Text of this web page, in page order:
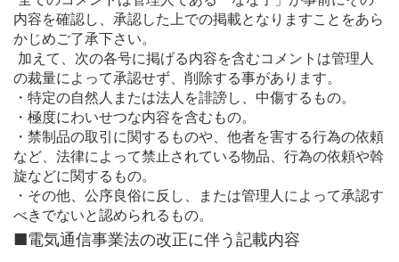
内容を確認し、承認した上での掲載となりますことをあら
かじめご了承下さい。
加えて、次の各号に掲げる内容を含むコメントは管理人
の裁量によって承認せず、削除する事があります。
・特定の自然人または法人を誹謗し、中傷するもの。
・極度にわいせつな内容を含むもの。
・禁制品の取引に関するものや、他者を害する行為の依頼
など、法律によって禁止されている物品、行為の依頼や斡
旋などに関するもの。
・その他、公序良俗に反し、または管理人によって承認す
べきでないと認められるもの。
■電気通信事業法の改正に伴う記載内容